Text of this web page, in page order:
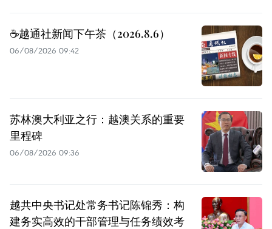
☕️越通社新闻下午茶（2026.8.6）
06/08/2026 09:42
苏林澳大利亚之行：越澳关系的重要
里程碑
06/08/2026 09:36
越共中央书记处常务书记陈锦秀：构
建务实高效的干部管理与任务绩效考